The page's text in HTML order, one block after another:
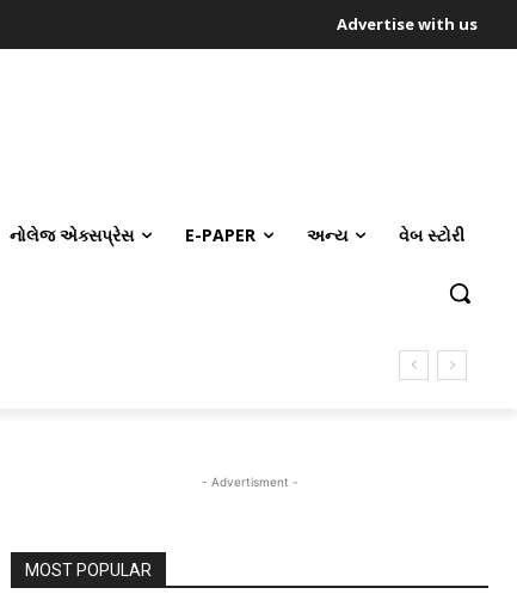
Advertise with us
નોલેજ એક્સપ્રેસ E-PAPER અન્ય વેબ સ્ટોરી
- Advertisment -
MOST POPULAR